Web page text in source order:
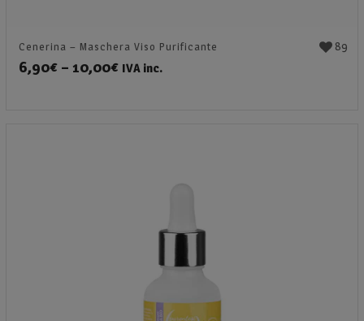
89
Cenerina – Maschera Viso Purificante
6,90€ – 10,00€ IVA inc.